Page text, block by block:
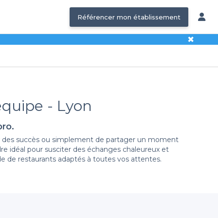
Référencer mon établissement
✖
- Lyon
des succès ou simplement de partager un moment
idéal pour susciter des échanges chaleureux et
de restaurants adaptés à toutes vos attentes.
Que ce soit dans le quartier animé de la Croix-
propose des menus variés, incluant des options